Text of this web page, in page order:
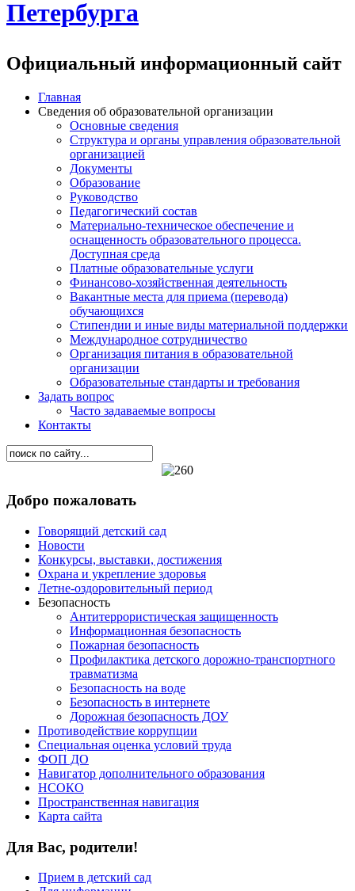
Петербурга
Официальный информационный сайт
Главная
Сведения об образовательной организации
Основные сведения
Структура и органы управления образовательной
организацией
Документы
Образование
Руководство
Педагогический состав
Материально-техническое обеспечение и
оснащенность образовательного процесса.
Доступная среда
Платные образовательные услуги
Финансово-хозяйственная деятельность
Вакантные места для приема (перевода)
обучающихся
Стипендии и иные виды материальной поддержки
Международное сотрудничество
Организация питания в образовательной
организации
Образовательные стандарты и требования
Задать вопрос
Часто задаваемые вопросы
Контакты
Добро пожаловать
Говорящий детский сад
Новости
Конкурсы, выставки, достижения
Охрана и укрепление здоровья
Летне-оздоровительный период
Безопасность
Антитеррористическая защищенность
Информационная безопасность
Пожарная безопасность
Профилактика детского дорожно-транспортного
травматизма
Безопасность на воде
Безопасность в интернете
Дорожная безопасность ДОУ
Противодействие коррупции
Специальная оценка условий труда
ФОП ДО
Навигатор дополнительного образования
НСОКО
Пространственная навигация
Карта сайта
Для Вас, родители!
Прием в детский сад